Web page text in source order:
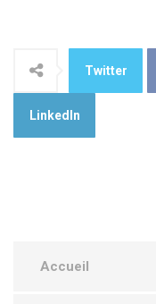
Twitter
LinkedIn
Accueil